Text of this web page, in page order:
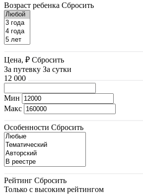
Возраст ребенка Сбросить
Цена, ₽ Сбросить
За путевку За сутки
12 000
Мин
Макс
Особенности Сбросить
Рейтинг Сбросить
Только с высоким рейтингом